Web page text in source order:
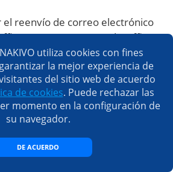
el reenvío de correo electrónico
365 a otra cuenta de Office
no necesita agregar
crear una cuenta de destino y
Office 365 (en este caso puede
la adición de un contacto e ir a
utiliza cookies con fines
la mejor experiencia de
del sitio web de acuerdo
de cookies. Puede rechazar las
momento en la configuración de
su navegador.
DE ACUERDO